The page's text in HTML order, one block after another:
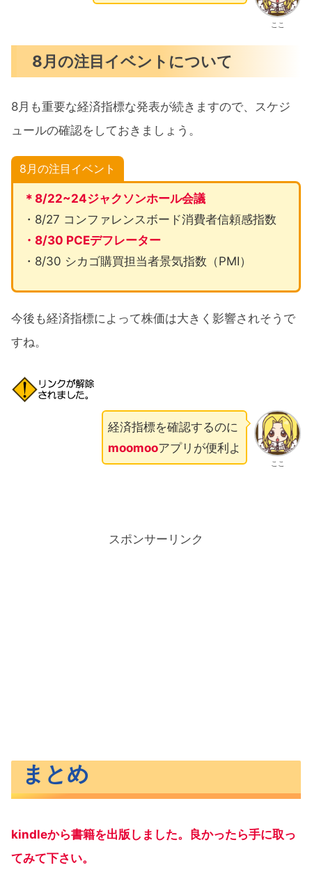
ここ
8月の注目イベントについて
8月も重要な経済指標な発表が続きますので、スケジ
ュールの確認をしておきましょう。
8月の注目イベント
＊8/22~24ジャクソンホール会議
・8/27 コンファレンスボード消費者信頼感指数
・8/30 PCEデフレーター
・8/30 シカゴ購買担当者景気指数（PMI）
今後も経済指標によって株価は大きく影響されそうで
すね。
ここ
経済指標を確認するのに
moomooアプリが便利よ
スポンサーリンク
まとめ
kindleから書籍を出版しました。良かったら手に取っ
てみて下さい。